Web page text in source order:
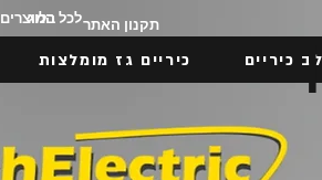
בלוג
לכל המוצרים
כיריים כיריים גז מומלצות
תקנון האתר